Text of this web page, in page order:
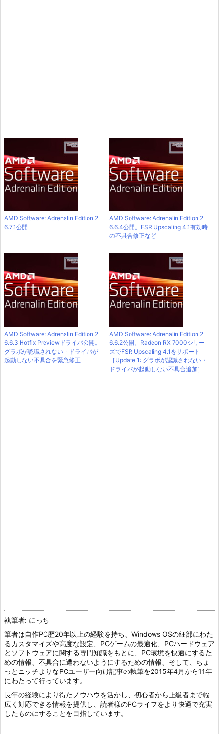
AMD Software: Adrenalin Edition 2
6.7.1公開
AMD Software: Adrenalin Edition 2
6.6.4公開。FSR Upscaling 4.1有効時
の不具合修正など
AMD Software: Adrenalin Edition 2
6.6.3 Hotfix Previewドライバ公開。
グラボが認識されない・ドライバが
起動しない不具合を緊急修正
AMD Software: Adrenalin Edition 2
6.6.2公開。Radeon RX 7000シリー
ズでFSR Upscaling 4.1をサポート
［Update 1: グラボが認識されない・
ドライバが起動しない不具合追加］
執筆者: にっち
筆者は自作PC歴20年以上の経験を持ち、Windows OSの細部にわた
るカスタマイズや高度な設定、PCゲームの最適化、PCハードウェア
とソフトウェアに関する専門知識をもとに、PC環境を快適にするた
めの情報、不具合に遭わないようにするための情報、そして、ちょ
っとニッチよりなPCユーザー向け記事の執筆を2015年4月から11年
にわたって行っています。
長年の経験により得たノウハウを活かし、初心者から上級者まで幅
広く対応できる情報を提供し、読者様のPCライフをより快適で充実
したものにすることを目指しています。